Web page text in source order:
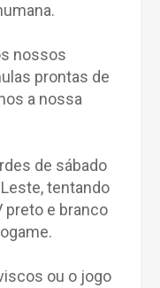
nossos
prontas de
a nossa
de sábado
tentando
preto e branco
ou o jogo